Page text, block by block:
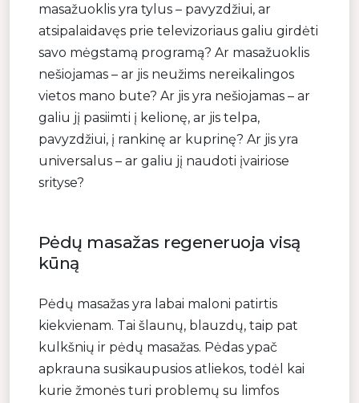
masažuoklis yra tylus – pavyzdžiui, ar
atsipalaidavęs prie televizoriaus galiu girdėti
savo mėgstamą programą? Ar masažuoklis
nešiojamas – ar jis neužims nereikalingos
vietos mano bute? Ar jis yra nešiojamas – ar
galiu jį pasiimti į kelionę, ar jis telpa,
pavyzdžiui, į rankinę ar kuprinę? Ar jis yra
universalus – ar galiu jį naudoti įvairiose
srityse?
Pėdų masažas regeneruoja visą
kūną
Pėdų masažas yra labai maloni patirtis
kiekvienam. Tai šlaunų, blauzdų, taip pat
kulkšnių ir pėdų masažas. Pėdas ypač
apkrauna susikaupusios atliekos, todėl kai
kurie žmonės turi problemų su limfos